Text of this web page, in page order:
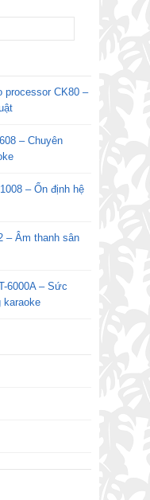
processor CK80 –
– Chuyên
– Ổn định hệ
– Âm thanh sân
6000A – Sức
karaoke